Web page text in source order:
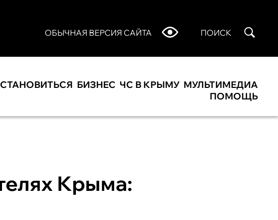
ОБЫЧНАЯ ВЕРСИЯ САЙТА ПОИСК
БИЗНЕС ЧС В КРЫМУ МУЛЬТИМЕДИА
ПОМОЩЬ
Крыма: